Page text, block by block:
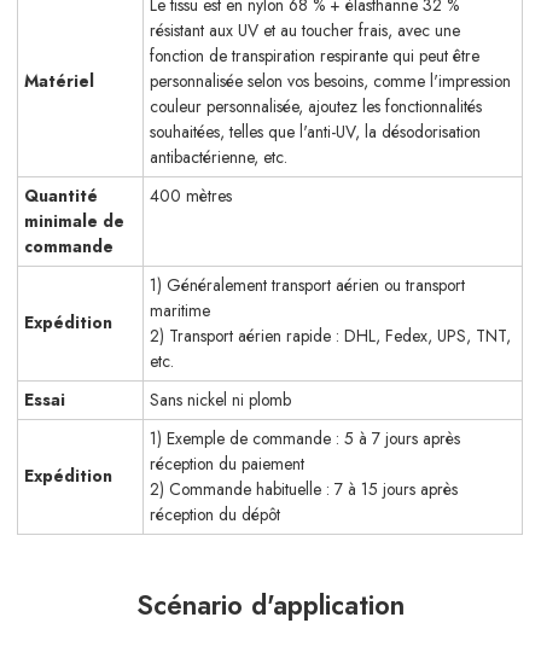
Matériel
résistant aux UV et au toucher frais, avec une
fonction de transpiration respirante qui peut être
personnalisée selon vos besoins, comme l'impression
couleur personnalisée, ajoutez les fonctionnalités
souhaitées, telles que l'anti-UV, la désodorisation
antibactérienne, etc.
Quantité
minimale de
commande
400 mètres
Expédition
1) Généralement transport aérien ou transport
maritime
2) Transport aérien rapide : DHL, Fedex, UPS, TNT,
etc.
Essai
Sans nickel ni plomb
Expédition
1) Exemple de commande : 5 à 7 jours après
réception du paiement
2) Commande habituelle : 7 à 15 jours après
réception du dépôt
Scénario d'application